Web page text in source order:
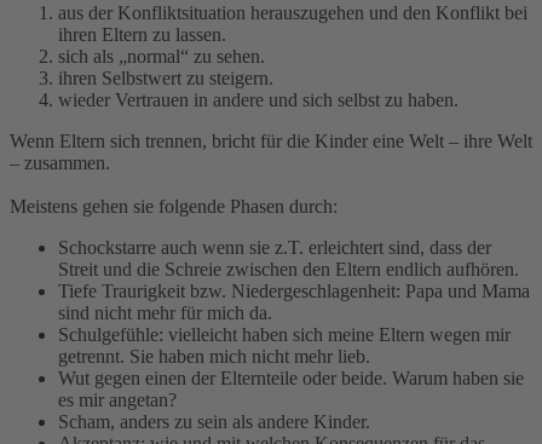
aus der Konfliktsituation herauszugehen und den Konflikt bei
ihren Eltern zu lassen.
sich als „normal“ zu sehen.
ihren Selbstwert zu steigern.
wieder Vertrauen in andere und sich selbst zu haben.
Wenn Eltern sich trennen, bricht für die Kinder eine Welt – ihre Welt
– zusammen.
Meistens gehen sie folgende Phasen durch:
Schockstarre auch wenn sie z.T. erleichtert sind, dass der
Streit und die Schreie zwischen den Eltern endlich aufhören.
Tiefe Traurigkeit bzw. Niedergeschlagenheit: Papa und Mama
sind nicht mehr für mich da.
Schulgefühle: vielleicht haben sich meine Eltern wegen mir
getrennt. Sie haben mich nicht mehr lieb.
Wut gegen einen der Elternteile oder beide. Warum haben sie
es mir angetan?
Scham, anders zu sein als andere Kinder.